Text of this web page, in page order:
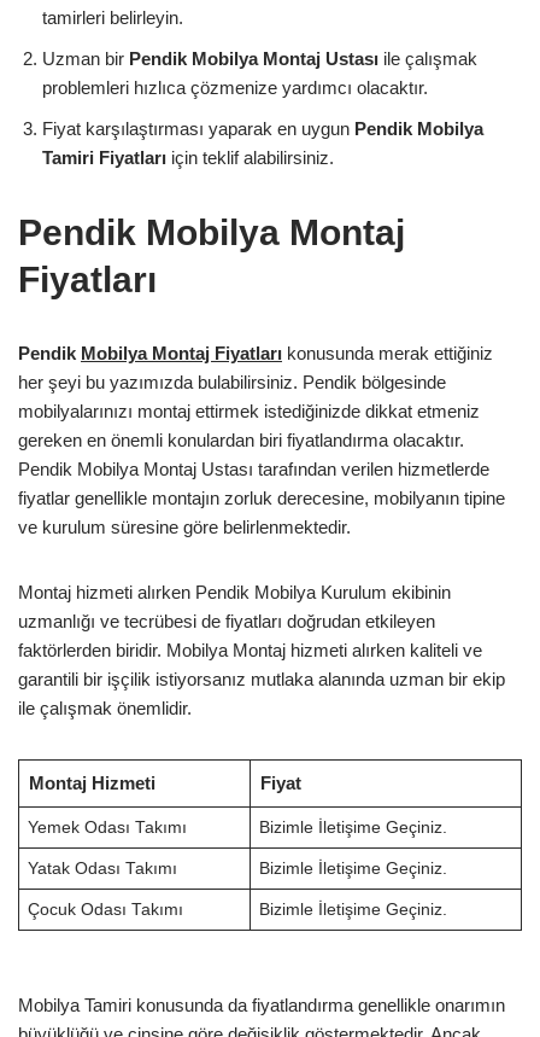
tamirleri belirleyin.
Uzman bir Pendik Mobilya Montaj Ustası ile çalışmak
problemleri hızlıca çözmenize yardımcı olacaktır.
Fiyat karşılaştırması yaparak en uygun Pendik Mobilya
Tamiri Fiyatları için teklif alabilirsiniz.
Pendik Mobilya Montaj
Fiyatları
Pendik Mobilya Montaj Fiyatları konusunda merak ettiğiniz
her şeyi bu yazımızda bulabilirsiniz. Pendik bölgesinde
mobilyalarınızı montaj ettirmek istediğinizde dikkat etmeniz
gereken en önemli konulardan biri fiyatlandırma olacaktır.
Pendik Mobilya Montaj Ustası tarafından verilen hizmetlerde
fiyatlar genellikle montajın zorluk derecesine, mobilyanın tipine
ve kurulum süresine göre belirlenmektedir.
Montaj hizmeti alırken Pendik Mobilya Kurulum ekibinin
uzmanlığı ve tecrübesi de fiyatları doğrudan etkileyen
faktörlerden biridir. Mobilya Montaj hizmeti alırken kaliteli ve
garantili bir işçilik istiyorsanız mutlaka alanında uzman bir ekip
ile çalışmak önemlidir.
Montaj Hizmeti Fiyat
Yemek Odası Takımı Bizimle İletişime Geçiniz.
Yatak Odası Takımı Bizimle İletişime Geçiniz.
Çocuk Odası Takımı Bizimle İletişime Geçiniz.
Mobilya Tamiri konusunda da fiyatlandırma genellikle onarımın